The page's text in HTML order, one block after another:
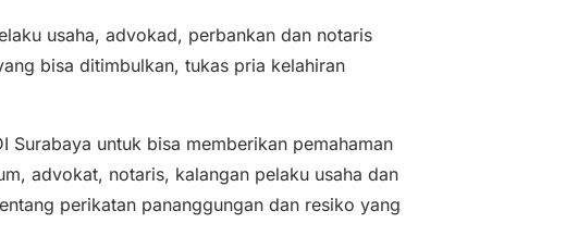
usaha, advokad, perbankan dan notaris
bisa ditimbulkan, tukas pria kelahiran
Surabaya untuk bisa memberikan pemahaman
advokat, notaris, kalangan pelaku usaha dan
perikatan pananggungan dan resiko yang